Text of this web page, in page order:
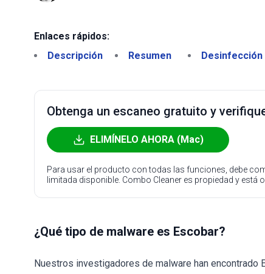
Enlaces rápidos:
Descripción
Resumen Desinfección
Obtenga un escaneo gratuito y
ELIMÍNELO AHORA (Mac)
Para usar el producto con todas las funciones, debe
limitada disponible. Combo Cleaner es propiedad y está
¿Qué tipo de malware es Escobar?
Nuestros investigadores de malware han encontrado